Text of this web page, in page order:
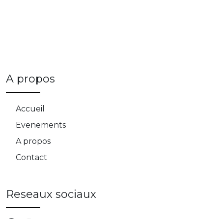
A propos
Accueil
Evenements
A propos
Contact
Reseaux sociaux